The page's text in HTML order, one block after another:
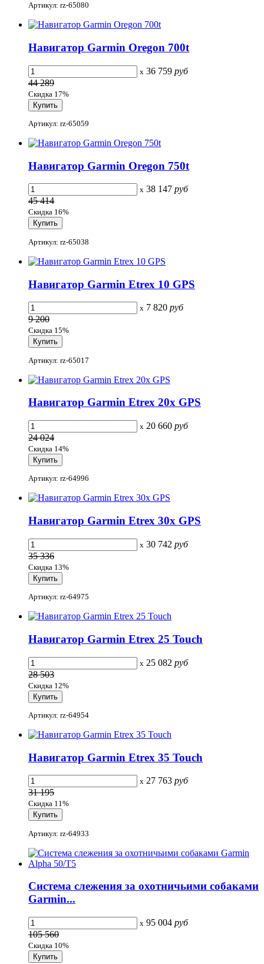
Артикул: rz-65080
Навигатор Garmin Oregon 700t
x 36 759 руб
44 289
Скидка 17%
Артикул: rz-65059
Навигатор Garmin Oregon 750t
x 38 147 руб
45 414
Скидка 16%
Артикул: rz-65038
Навигатор Garmin Etrex 10 GPS
x 7 820 руб
9 200
Скидка 15%
Артикул: rz-65017
Навигатор Garmin Etrex 20x GPS
x 20 660 руб
24 024
Скидка 14%
Артикул: rz-64996
Навигатор Garmin Etrex 30x GPS
x 30 742 руб
35 336
Скидка 13%
Артикул: rz-64975
Навигатор Garmin Etrex 25 Touch
x 25 082 руб
28 503
Скидка 12%
Артикул: rz-64954
Навигатор Garmin Etrex 35 Touch
x 27 763 руб
31 195
Скидка 11%
Артикул: rz-64933
Система слежения за охотничьими собаками
Garmin...
x 95 004 руб
105 560
Скидка 10%